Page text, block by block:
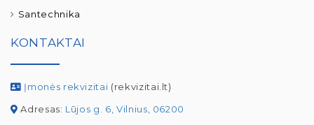
Santechnika
KONTAKTAI
Įmonės rekvizitai (rekvizitai.lt)
Adresas: Lūjos g. 6, Vilnius, 06200